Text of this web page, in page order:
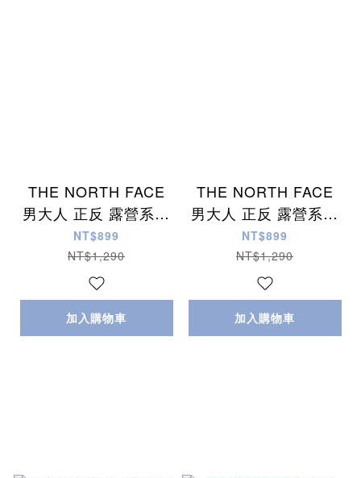
THE NORTH FACE
男大人 正反 露營系列
短TEE
NT$899
NT$1,290
加入購物車
THE NORTH FACE
男大人 正反 露營系列
短TEE
NT$899
NT$1,290
加入購物車